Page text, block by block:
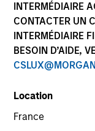
INTERMÉDIAIRE
CONTACTER UN
INTERMÉDIAIRE
BESOIN D’AIDE,
Location
France